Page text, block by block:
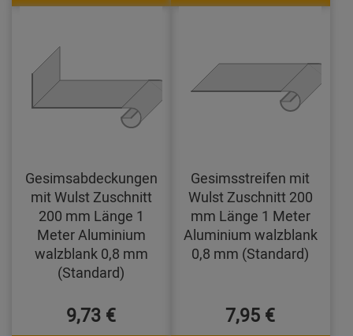
Gesimsabdeckungen
mit Wulst Zuschnitt
200 mm Länge 1
Meter Aluminium
walzblank 0,8 mm
(Standard)
9,73 €
Gesimsstreifen mit
Wulst Zuschnitt 200
mm Länge 1 Meter
Aluminium walzblank
0,8 mm (Standard)
7,95 €